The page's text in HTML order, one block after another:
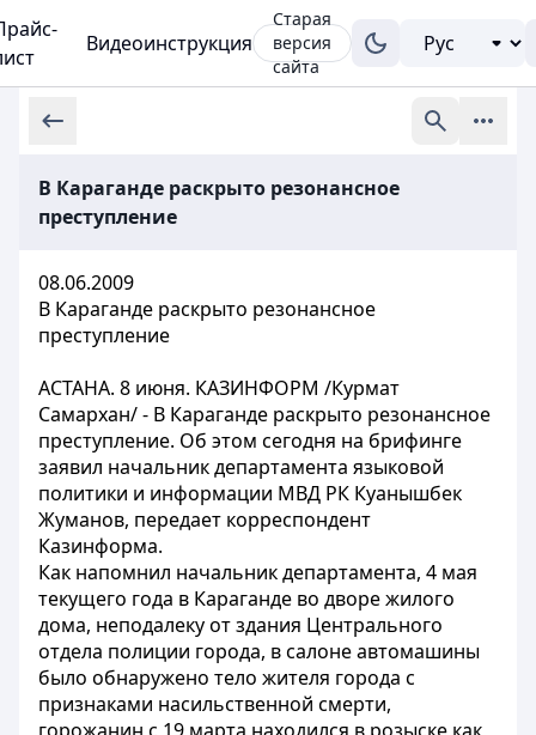
Видеоинструкция
Старая
версия
сайта
В Караганде раскрыто резонансное
преступление
08.06.2009
В Караганде раскрыто резонансное
преступление
АСТАНА. 8 июня. КАЗИНФОРМ /Курмат
Самархан/ - В Караганде раскрыто резонансное
преступление. Об этом сегодня на брифинге
заявил начальник департамента языковой
политики и информации МВД РК Куанышбек
Жуманов, передает корреспондент
Казинформа.
Как напомнил начальник департамента, 4 мая
текущего года в Караганде во дворе жилого
дома, неподалеку от здания Центрального
отдела полиции города, в салоне автомашины
было обнаружено тело жителя города с
признаками насильственной смерти,